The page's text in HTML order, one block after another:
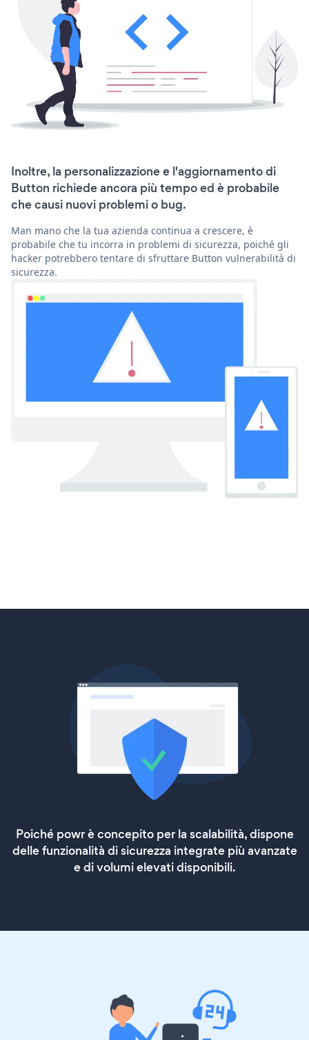
Inoltre, la personalizzazione e l'aggiornamento di
Button richiede ancora più tempo ed è probabile
che causi nuovi problemi o bug.
Man mano che la tua azienda continua a crescere, è
probabile che tu incorra in problemi di sicurezza, poiché gli
hacker potrebbero tentare di sfruttare Button vulnerabilità di
sicurezza.
Poiché powr è concepito per la scalabilità, dispone
delle funzionalità di sicurezza integrate più avanzate
e di volumi elevati disponibili.